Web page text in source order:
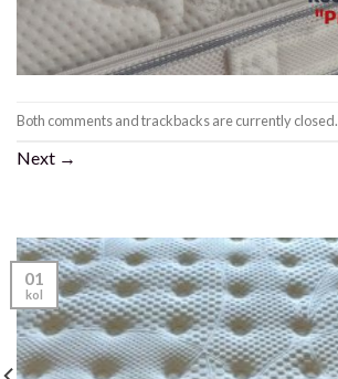
Both comments and trackbacks are currently closed.
Next →
01
kol